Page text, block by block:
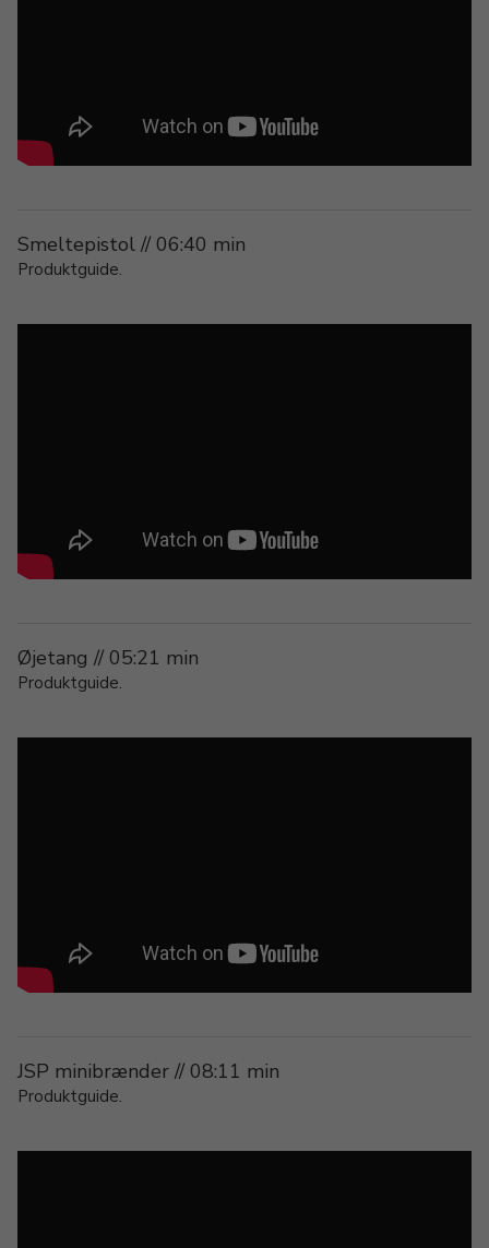
Smeltepistol // 06:40 min
Produktguide.
Øjetang // 05:21 min
Produktguide.
JSP minibrænder // 08:11 min
Produktguide.